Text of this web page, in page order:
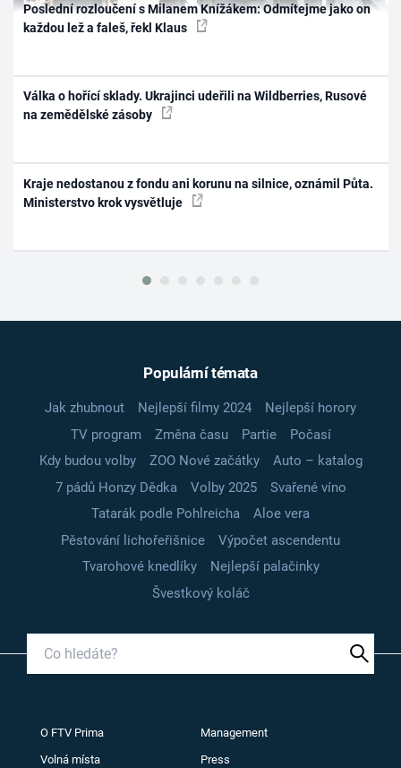
Poslední rozloučení s Milanem Knížákem: Odmítejme jako on
každou lež a faleš, řekl Klaus
Válka o hořící sklady. Ukrajinci udeřili na Wildberries, Rusové
na zemědělské zásoby
Kraje nedostanou z fondu ani korunu na silnice, oznámil Půta.
Ministerstvo krok vysvětluje
Populární témata
Jak zhubnout Nejlepší filmy 2024
Nejlepší horory
TV program
Změna času Partie
Počasí
Kdy budou volby
ZOO Nové začátky
Auto – katalog
7 pádů Honzy Dědka
Volby 2025
Svařené víno
Tatarák podle Pohlreicha
Aloe vera
Pěstování lichořeřišnice
Výpočet ascendentu
Tvarohové knedlíky
Nejlepší palačinky
Švestkový koláč
O FTV Prima Management
Volná místa Press